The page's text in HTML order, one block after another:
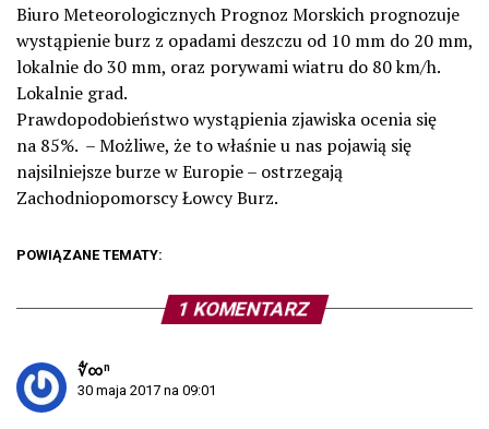
Biuro Meteorologicznych Prognoz Morskich prognozuje
wystąpienie burz z opadami deszczu od 10 mm do 20 mm,
lokalnie do 30 mm, oraz porywami wiatru do 80 km/h.
Lokalnie grad.
Prawdopodobieństwo wystąpienia zjawiska ocenia się
na 85%. – Możliwe, że to właśnie u nas pojawią się
najsilniejsze burze w Europie – ostrzegają
Zachodniopomorscy Łowcy Burz.
POWIĄZANE TEMATY:
1 KOMENTARZ
∜∞ⁿ
30 maja 2017 na 09:01